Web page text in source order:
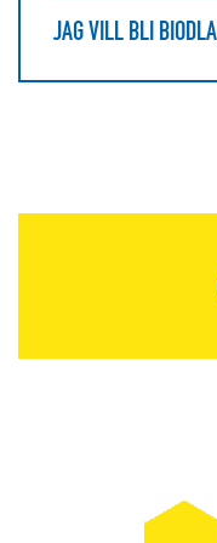
JAG VILL BLI